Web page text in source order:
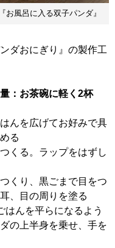
お風呂に入る双子パンダ』
ダおにぎり』の製作工
：お茶碗に軽く2杯
んを広げてお好みで具
る
くる。ラップをはずし
くり、黒ごまで目をつ
、目の周りを塗る
んを平らになるよう
の上半身を乗せ、手を